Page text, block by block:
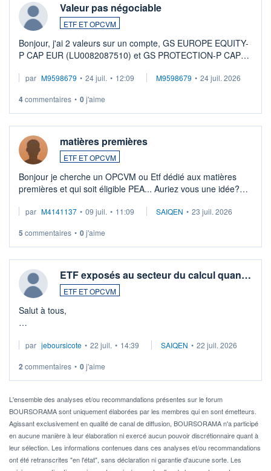
Valeur pas négociable
ETF ET OPCVM
Bonjour, j'ai 2 valeurs sur un compte, GS EUROPE EQUITY-
P CAP EUR (LU0082087510) et GS PROTECTION-P CAP
veux procéder à la vente, on me signale ...
par M9598679 • 24 juil. • 12:09 M9598679 • 24 juil. 2026
4commentaires • 0j'aime
matières premières
ETF ET OPCVM
Bonjour je cherche un OPCVM ou Etf dédié aux matières
premières et qui soit éligible PEA... Auriez vous une idée?
par M4141137 • 09 juil. • 11:09 SAIQEN • 23 juil. 2026
5 commentaires • 0j'aime
ETF exposés au secteur du calcul quan…
ETF ET OPCVM
Salut à tous,
via un ETF plutôt que des actions individuelles.
Idéalement, je voudrais qu'il soit éligible au PEA.
Pour l' ...
par jeboursicote • 22 juil. • 14:39 SAIQEN • 22 juil. 2026
2 commentaires • 0j'aime
L'ensemble des analyses et/ou recommandations présentes sur le forum
BOURSORAMA sont uniquement élaborées par les membres qui en sont émetteurs.
Agissant exclusivement en qualité de canal de diffusion, BOURSORAMA n'a participé
en aucune manière à leur élaboration ni exercé aucun pouvoir discrétionnaire quant à
leur sélection. Les informations contenues dans ces analyses et/ou recommandations
ont été retranscrites "en l'état", sans déclaration ni garantie d'aucune sorte. Les